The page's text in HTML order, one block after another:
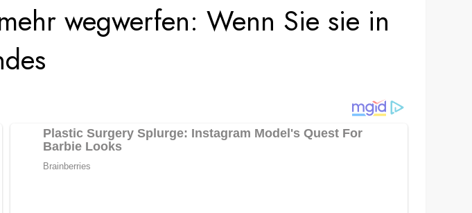
wegwerfen: Wenn Sie sie in